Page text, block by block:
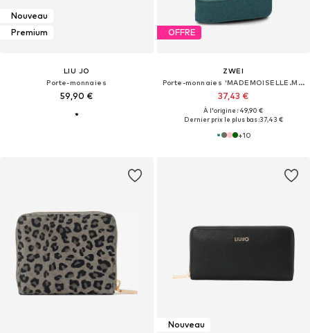
Nouveau
Premium
LIU JO
Porte-monnaies
59,90 €
OFFRE
ZWEI
Porte-monnaies 'MADEMOISELLE.M MW2'
37,43 €
À l'origine : 49,90 €
Dernier prix le plus bas :37,43 €
+10
Nouveau